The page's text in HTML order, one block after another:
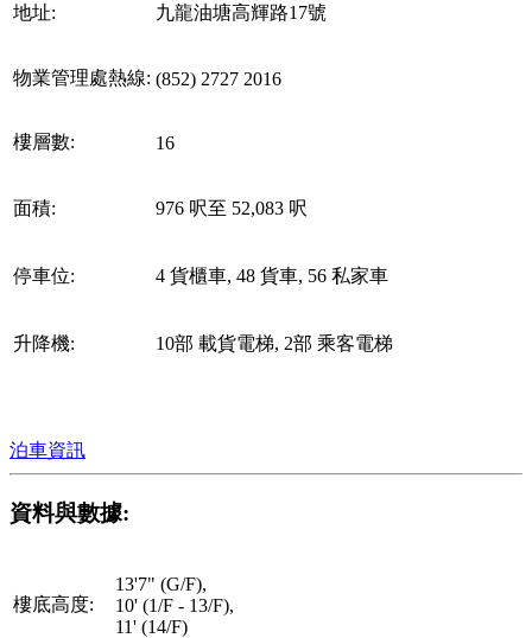
地址: 九龍油塘高輝路17號
物業管理處熱線: (852) 2727 2016
樓層數: 16
面積: 976 呎至 52,083 呎
停車位: 4 貨櫃車, 48 貨車, 56 私家車
升降機: 10部 載貨電梯, 2部 乘客電梯
泊車資訊
資料與數據:
樓底高度:
13'7" (G/F),
10' (1/F - 13/F),
11' (14/F)